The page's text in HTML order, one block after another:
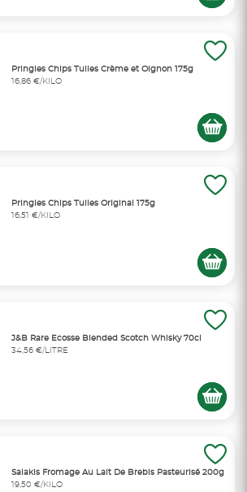
Pringles Chips Tuiles Crème et Oignon 175g
16,86 €/KILO
Pringles Chips Tuiles Original 175g
16,51 €/KILO
J&B Rare Ecosse Blended Scotch Whisky 70cl
34,56 €/LITRE
Salakis Fromage Au Lait De Brebis Pasteurisé 200g
19,50 €/KILO